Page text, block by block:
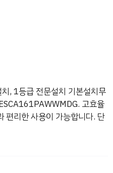
, 1등급 전문설치 기본설치무
고효율
편리한 사용이 가능합니다. 단